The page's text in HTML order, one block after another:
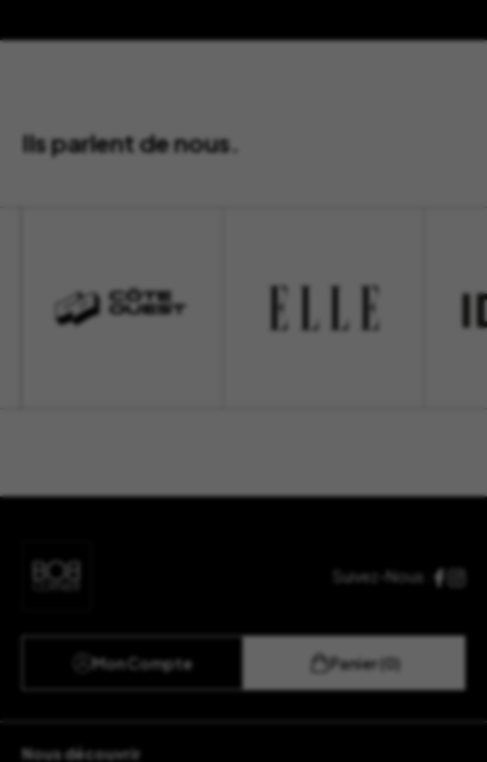
Ils parlent de nous.
Suivez-Nous :
Mon Compte Panier (0)
Nous découvrir